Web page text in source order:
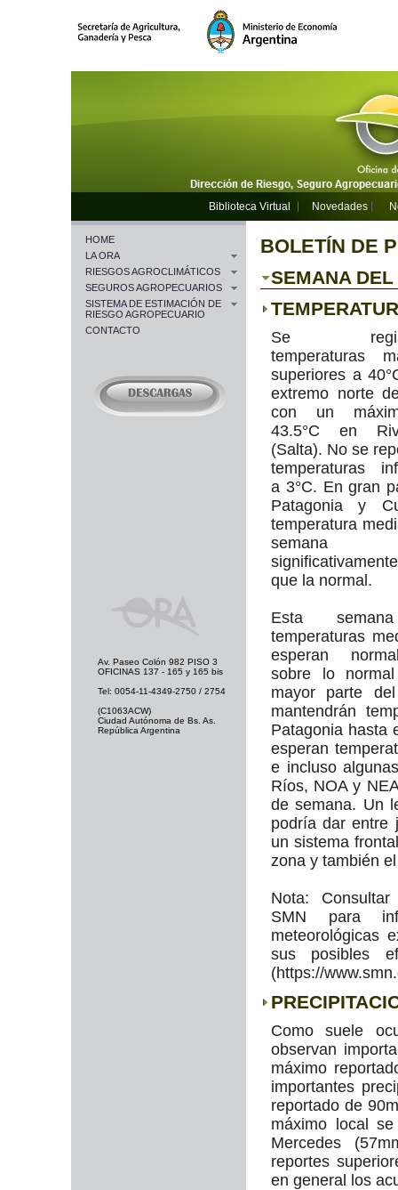
Biblioteca Virtual Novedades
HOME
LA ORA
RIESGOS AGROCLIMÁTICOS
SEGUROS AGROPECUARIOS
SISTEMA DE ESTIMACIÓN DE
RIESGO AGROPECUARIO
CONTACTO
BOLETÍN DE
SEMANA
Se
temperaturas
superiores a
extremo norte
con un
43.5°C en
(Salta). No se
temperaturas
a 3°C. En gran
Patagonia y
temperatura
semana
que la normal.
Esta
temperaturas
esperan
sobre lo
mayor parte
mantendrán
Patagonia hasta
esperan
e incluso
Ríos, NOA y
de semana. Un
podría dar entre
un sistema
zona y también
Nota: Consultar
SMN para
meteorológicas
sus posibles
(https://
Como suele
observan
máximo
importantes
reportado de
máximo local
Mercedes
reportes
en general los
Av. Paseo Colón 982 PISO 3
OFICINAS 137 - 165 y 165 bis
Tel: 0054-11-4349-2750 / 2754
(C1063ACW)
Ciudad Autónoma de Bs. As.
República Argentina